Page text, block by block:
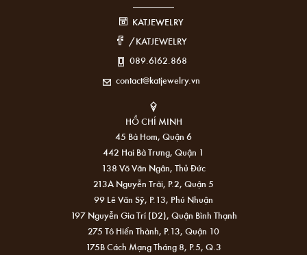
KATJEWELRY
/KATJEWELRY
089.6162.868
contact@katjewelry.vn
HỒ CHÍ MINH
45 Bà Hom, Quận 6
442 Hai Bà Trưng, Quận 1
138 Võ Văn Ngân, Thủ Đức
213A Nguyễn Trãi, P.2, Quận 5
99 Lê Văn Sỹ, P.13, Phú Nhuận
197 Nguyễn Gia Trí (D2), Quận Bình Thạnh
275 Tô Hiến Thành, P.13, Quận 10
175B Cách Mạng Tháng 8, P.5, Q.3